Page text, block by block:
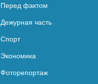
Перед фактом
Дежурная часть
Спорт
Экономика
Фоторепортаж